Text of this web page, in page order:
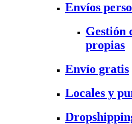
Envíos
Gestión
propias
Envío gratis
Locales y